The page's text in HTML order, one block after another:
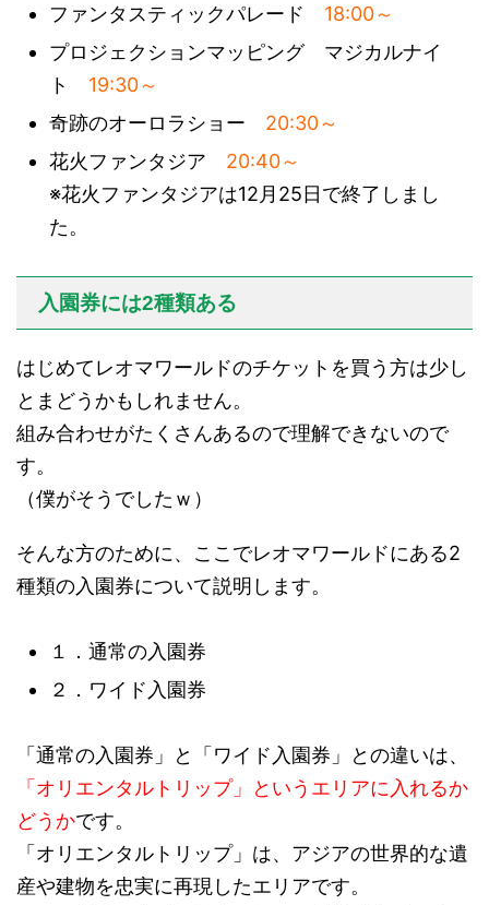
ファンタスティックパレード 18:00～
プロジェクションマッピング マジカルナイ
ト 19:30～
奇跡のオーロラショー 20:30～
花火ファンタジア 20:40～
※花火ファンタジアは12月25日で終了しまし
た。
入園券には2種類ある
はじめてレオマワールドのチケットを買う方は少し
とまどうかもしれません。
組み合わせがたくさんあるので理解できないので
す。
（僕がそうでしたｗ）
そんな方のために、ここでレオマワールドにある2
種類の入園券について説明します。
１．通常の入園券
２．ワイド入園券
「通常の入園券」と「ワイド入園券」との違いは、
「オリエンタルトリップ」というエリアに入れるか
どうかです。
「オリエンタルトリップ」は、アジアの世界的な遺
産や建物を忠実に再現したエリアです。